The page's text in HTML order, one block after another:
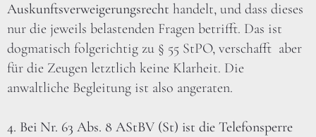
Auskunftsverweigerungsrecht handelt, und dass dieses
nur die jeweils belastenden Fragen betrifft. Das ist
dogmatisch folgerichtig zu § 55 StPO, verschafft aber
für die Zeugen letztlich keine Klarheit. Die
anwaltliche Begleitung ist also angeraten.
4. Bei Nr. 63 Abs. 8 AStBV (St) ist die Telefonsperre